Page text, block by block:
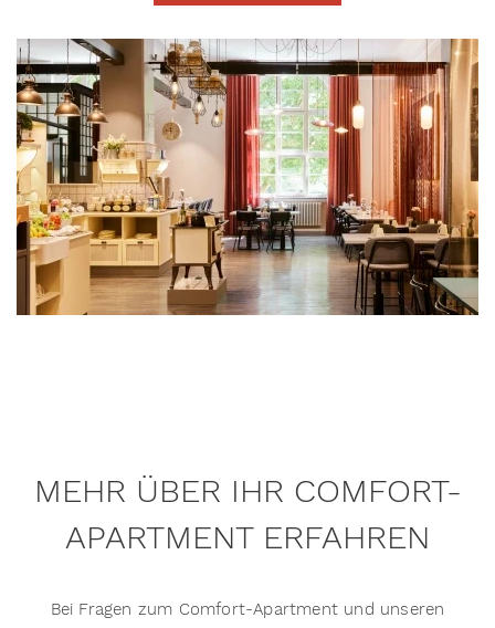
MEHR ÜBER IHR COMFORT-
APARTMENT ERFAHREN
Bei Fragen zum Comfort-Apartment und unseren